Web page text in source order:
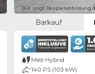
Bild zeigt Beispielabbildung
Barkauf
Mild-Hybrid
140 PS (103 kW)